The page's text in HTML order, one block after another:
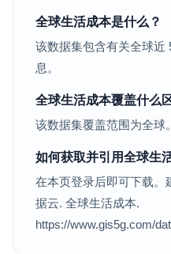
全球生活成本是什么？
该数据集包含有关全球近
息。
全球生活成本覆盖什么
该数据集覆盖范围为全球。
如何获取并引用全球生
在本页登录后即可下载。
据云. 全球生活成本.
https://www.gis5g.com/